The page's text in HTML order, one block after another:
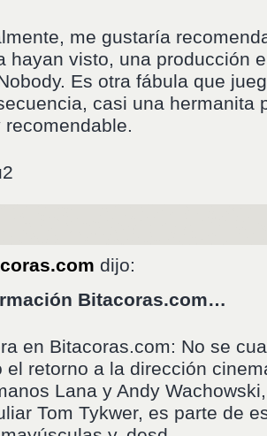
me gustaría
hayan visto, una producción
Es otra fábula que
casi una hermanita
recomendable.
dijo:
Bitacoras.com…
en Bitacoras.com: No se
el retorno a la dirección
Lana y Andy
Tom Tykwer, es parte de